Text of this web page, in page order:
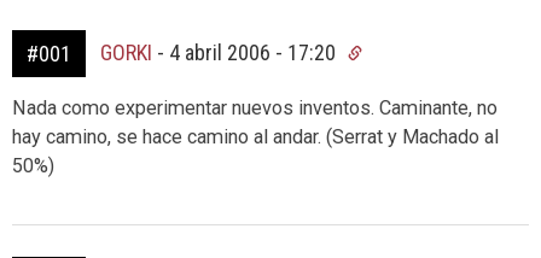
#001 GORKI - 4 abril 2006 - 17:20
Nada como experimentar nuevos inventos. Caminante, no
hay camino, se hace camino al andar. (Serrat y Machado al
50%)